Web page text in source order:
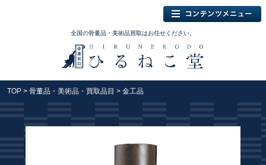
全国の骨董品・美術品買取はお任せください。
TOP > 骨董品・美術品・買取品目 > 金工品